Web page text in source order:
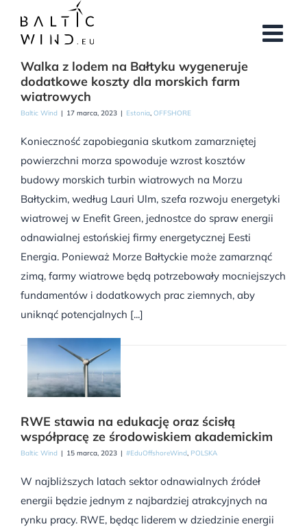
zawartości
Walka z lodem na Bałtyku wygeneruje
dodatkowe koszty dla morskich farm
wiatrowych
Baltic Wind | 17 marca, 2023 | Estonia, OFFSHORE
Konieczność zapobiegania skutkom zamarzniętej
powierzchni morza spowoduje wzrost kosztów
budowy morskich turbin wiatrowych na Morzu
Bałtyckim, według Lauri Ulm, szefa rozwoju energetyki
wiatrowej w Enefit Green, jednostce do spraw energii
odnawialnej estońskiej firmy energetycznej Eesti
Energia. Ponieważ Morze Bałtyckie może zamarznąć
zimą, farmy wiatrowe będą potrzebowały mocniejszych
fundamentów i dodatkowych prac ziemnych, aby
uniknąć potencjalnych [...]
RWE stawia na edukację oraz ścisłą
współpracę ze środowiskiem akademickim
Baltic Wind | 15 marca, 2023 | #EduOffshoreWind, POLSKA
W najbliższych latach sektor odnawialnych źródeł
energii będzie jednym z najbardziej atrakcyjnych na
rynku pracy. RWE, będąc liderem w dziedzinie energii